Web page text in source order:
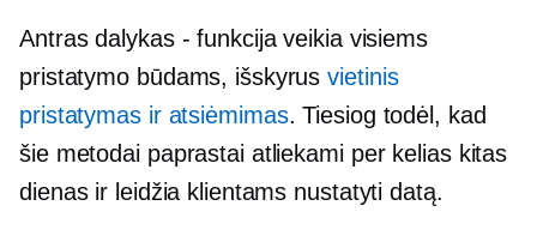
Antras dalykas - funkcija veikia visiems
pristatymo būdams, išskyrusvietinis
pristatymas ir atsiėmimas. Tiesiog todėl, kad
šie metodai paprastai atliekami per kelias kitas
dienas ir leidžia klientams nustatyti datą.